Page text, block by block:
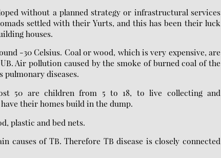
without a planned strategy or infrastructural services
settled with their Yurts, and this has been their luck
houses.
-30 Celsius. Coal or wood, which is very expensive, are
Air pollution caused by the smoke of burned coal of the
pulmonary diseases.
50 are children from 5 to 18, to live collecting and
their homes build in the dump.
plastic and bed nets.
of TB. Therefore TB disease is closely connected